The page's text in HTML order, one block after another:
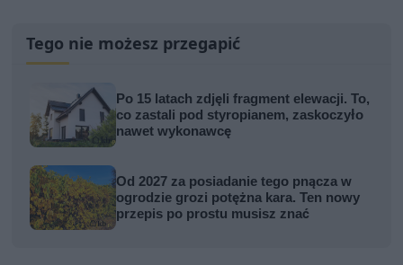
Tego nie możesz przegapić
Po 15 latach zdjęli fragment elewacji. To,
co zastali pod styropianem, zaskoczyło
nawet wykonawcę
Od 2027 za posiadanie tego pnącza w
ogrodzie grozi potężna kara. Ten nowy
przepis po prostu musisz znać